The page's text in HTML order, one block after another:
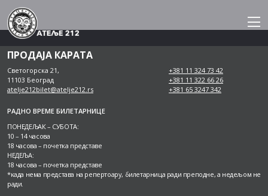
Skip
to
content
ПРОДАЈА КАРАТА
Светогорска 21,
11103 Београд
atelje212bilet@atelje212.rs
+381 11 324 73 42
+381 11 322 66 26
+381 65 3247 342
РАДНО ВРЕМЕ БИЛЕТАРНИЦЕ
ПОНЕДЕЉАК – СУБОТА:
10 – 14 часова
18 часова – почетка представе
НЕДЕЉА:
18 часова – почетка представе
*када нема представа на репертоару, билетарница ради преподне, а недељом не
ради.